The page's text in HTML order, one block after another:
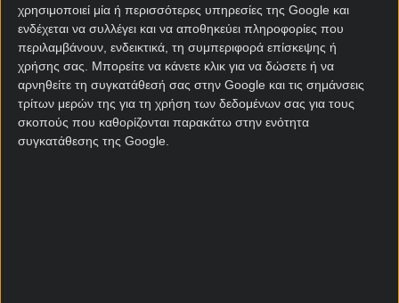
χρησιμοποιεί μία ή περισσότερες υπηρεσίες της Google και
ενδέχεται να συλλέγει και να αποθηκεύει πληροφορίες που
περιλαμβάνουν, ενδεικτικά, τη συμπεριφορά επίσκεψης ή
χρήσης σας. Μπορείτε να κάνετε κλικ για να δώσετε ή να
αρνηθείτε τη συγκατάθεσή σας στην Google και τις σημάνσεις
τρίτων μερών της για τη χρήση των δεδομένων σας για τους
σκοπούς που καθορίζονται παρακάτω στην ενότητα
συγκατάθεσης της Google.
Από τη Μόσχα στο Φάληρο, εκεί όπου ο
Ολυμπιακός περιμένει τη Φενέρμπαχτσε δύο ώρες
αργότερα. Η αγωνιστική αφύπνιση των τελευταίων
εβδομάδων έχει φέρει τρεις σερί νίκες για τους
Πειραιώτες, που ωστόσο είναι σχεδόν αδύνατο να
καλύψουν το μπλακ άουτ που προηγήθηκε
αναφορικά με την είσοδο στα πλέι οφ. Βγάζουν